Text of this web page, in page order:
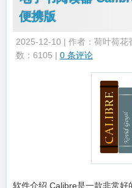
便携版
2025-12-10 | 作者：荷叶荷花
数：6105 | 0 条评论
软件介绍 Calibre是一款非常